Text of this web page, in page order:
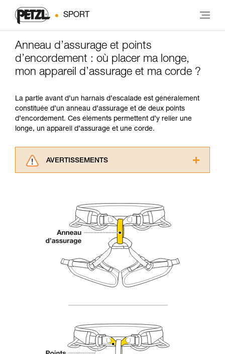
SPORT
Anneau d’assurage et points
d’encordement : où placer ma longe,
mon appareil d’assurage et ma corde ?
La partie avant d’un harnais d’escalade est généralement
constituée d’un anneau d’assurage et de deux points
d’encordement. Ces éléments permettent d’y relier une
longe, un appareil d’assurage et une corde.
AVERTISSEMENTS
informations de la notice technique pour
pouvoir comprendre ce complément
d’informations.
Maîtriser ces techniques nécessite une
formation et un entraînement spécifique. Validez
avec un professionnel votre capacité à refaire
la manipulation, seul, en toute sécurité, avant
de la reproduire en autonomie.
Nous donnons des exemples de techniques